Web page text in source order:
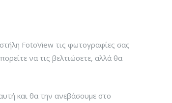
FotoView τις φωτογραφίες σας
να τις βελτιώσετε, αλλά θα
και θα την ανεβάσουμε στο